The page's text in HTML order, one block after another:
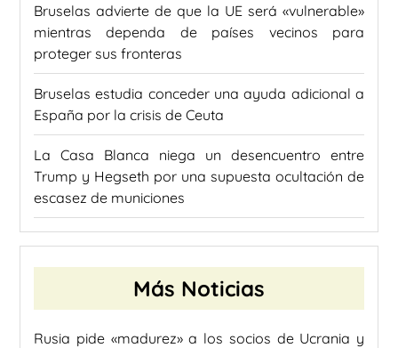
Bruselas advierte de que la UE será «vulnerable»
mientras dependa de países vecinos para
proteger sus fronteras
Bruselas estudia conceder una ayuda adicional a
España por la crisis de Ceuta
La Casa Blanca niega un desencuentro entre
Trump y Hegseth por una supuesta ocultación de
escasez de municiones
Más Noticias
Rusia pide «madurez» a los socios de Ucrania y